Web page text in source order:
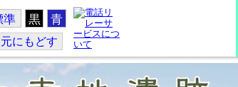
準 黒 青
元にもどす